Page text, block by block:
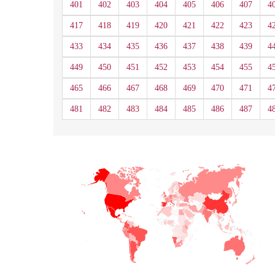
401 402 403 404 405 406 407
417 418 419 420 421 422 423
433 434 435 436 437 438 439
449 450 451 452 453 454 455
465 466 467 468 469 470 471
481 482 483 484 485 486 487